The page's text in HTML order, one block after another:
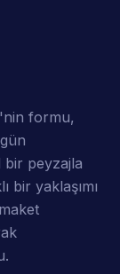
formu,
bir peyzajla
bir yaklaşımı